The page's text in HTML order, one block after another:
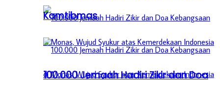
100.000 Jemaah Hadiri Zikir dan Doa
Kamtibmas